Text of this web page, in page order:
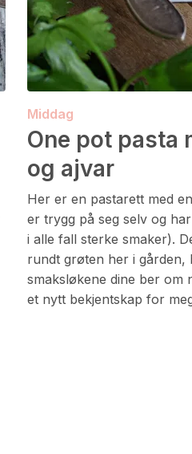
Middag
One pot pasta
og ajvar
Her er en pastarett med
er trygg på seg selv og
i alle fall sterke smaker).
rundt grøten her i gården,
smaksløkene dine ber om
et nytt bekjentskap for